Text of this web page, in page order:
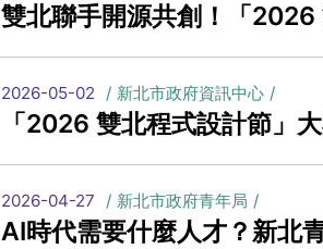
雙北聯手開源共創！「
2026-05-02 新北市政府資訊中心
「2026 雙北程式設計節」
2026-04-27 新北市政府青年局
AI時代需要什麼人才？新北